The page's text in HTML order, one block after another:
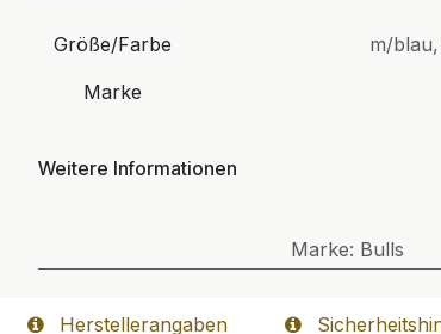
Größe/Farbe m/blau,
Marke
Weitere Informationen
Marke: Bulls
Herstellerangaben